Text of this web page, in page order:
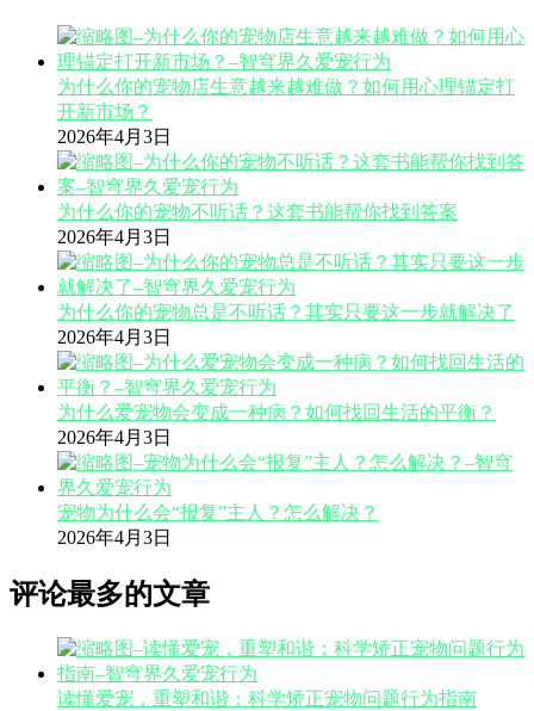
为什么你的宠物店生意越来越难做？如何用心理锚定打
开新市场？
2026年4月3日
为什么你的宠物不听话？这套书能帮你找到答案
2026年4月3日
为什么你的宠物总是不听话？其实只要这一步就解决了
2026年4月3日
为什么爱宠物会变成一种病？如何找回生活的平衡？
2026年4月3日
宠物为什么会“报复”主人？怎么解决？
2026年4月3日
评论最多的文章
读懂爱宠，重塑和谐：科学矫正宠物问题行为指南